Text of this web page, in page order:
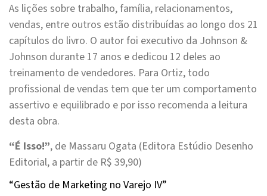
As lições sobre trabalho, família, relacionamentos,
vendas, entre outros estão distribuídas ao longo dos 21
capítulos do livro. O autor foi executivo da Johnson &
Johnson durante 17 anos e dedicou 12 deles ao
treinamento de vendedores. Para Ortiz, todo
profissional de vendas tem que ter um comportamento
assertivo e equilibrado e por isso recomenda a leitura
desta obra.
“É Isso!”, de Massaru Ogata (Editora Estúdio Desenho
Editorial, a partir de R$ 39,90)
“Gestão de Marketing no Varejo IV”